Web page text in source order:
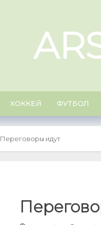
ХОККЕЙ ФУТБОЛ
Переговоры идут